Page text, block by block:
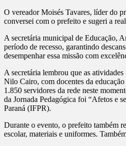
O vereador Moisés Tavares, líder do
conversei com o prefeito e sugeri a
A secretária municipal de Educação,
período de recesso, garantindo
desempenhar essa missão com
A secretária lembrou que as
Nilo Cairo, com docentes da
1.850 servidores da rede neste
da Jornada Pedagógica foi “Afetos e
Paraná (IFPR).
Durante o evento, o prefeito também
escolar, materiais e uniformes.